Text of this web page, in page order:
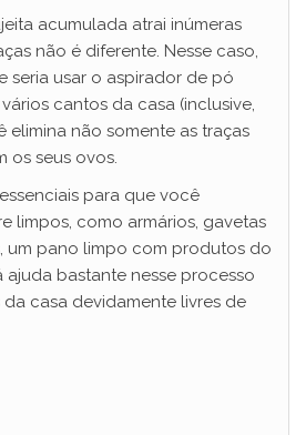
V
i
d
e
o
acumulada atrai inúmeras
não é diferente. Nesse caso,
seria usar o aspirador de pó
cantos da casa (inclusive,
elimina não somente as traças
os seus ovos.
para que você
limpos, como armários, gavetas
um pano limpo com produtos do
ajuda bastante nesse processo
casa devidamente livres de